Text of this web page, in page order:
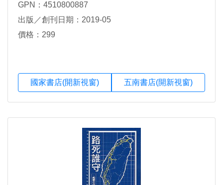
GPN：4510800887
出版／創刊日期：2019-05
價格：299
國家書店(開新視窗) 五南書店(開新視窗)